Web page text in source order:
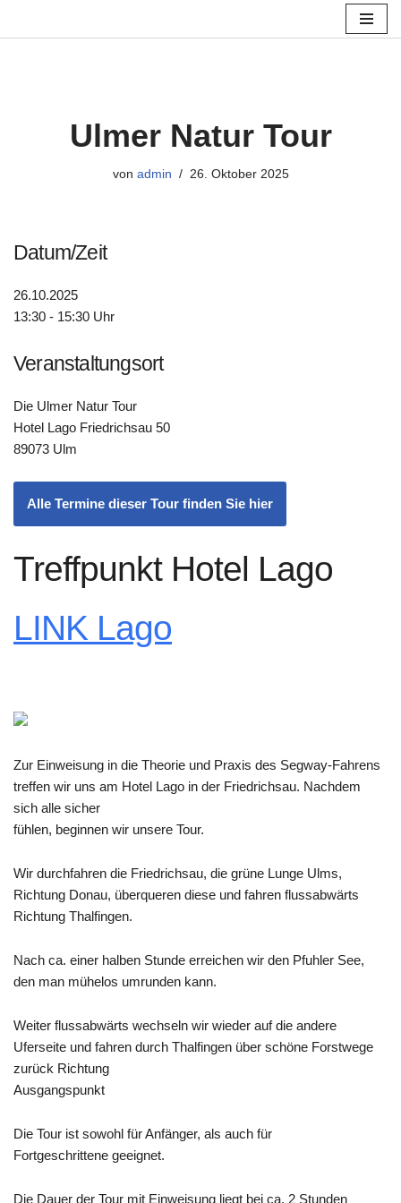
Ulmer Natur Tour
von admin 26. Oktober 2025
Datum/Zeit
26.10.2025
13:30 - 15:30 Uhr
Veranstaltungsort
Die Ulmer Natur Tour
Hotel Lago Friedrichsau 50
89073 Ulm
Alle Termine dieser Tour finden Sie hier
Treffpunkt Hotel Lago
LINK Lago
Zur Einweisung in die Theorie und Praxis des Segway-Fahrens
treffen wir uns am Hotel Lago in der Friedrichsau. Nachdem
sich alle sicher
fühlen, beginnen wir unsere Tour.
Wir durchfahren die Friedrichsau, die grüne Lunge Ulms,
Richtung Donau, überqueren diese und fahren flussabwärts
Richtung Thalfingen.
Nach ca. einer halben Stunde erreichen wir den Pfuhler See,
den man mühelos umrunden kann.
Weiter flussabwärts wechseln wir wieder auf die andere
Uferseite und fahren durch Thalfingen über schöne Forstwege
zurück Richtung
Ausgangspunkt
Die Tour ist sowohl für Anfänger, als auch für
Fortgeschrittene geeignet.
Die Dauer der Tour mit Einweisung liegt bei ca. 2 Stunden